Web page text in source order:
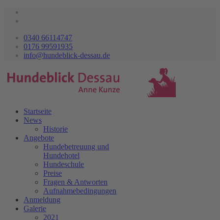
0340 66114747
0176 99591935
info@hundeblick-dessau.de
Startseite
News
Historie
Angebote
Hundebetreuung und
Hundehotel
Hundeschule
Preise
Fragen & Antworten
Aufnahmebedingungen
Anmeldung
Galerie
2021